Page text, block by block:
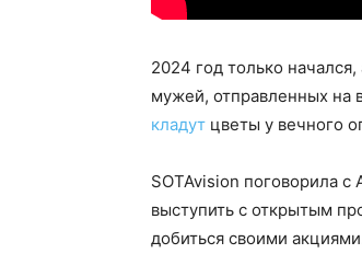
2024 год только
мужей, отправленных на
кладут цветы у вечного
SOTAvision поговорила
выступить с открытым
добиться своими